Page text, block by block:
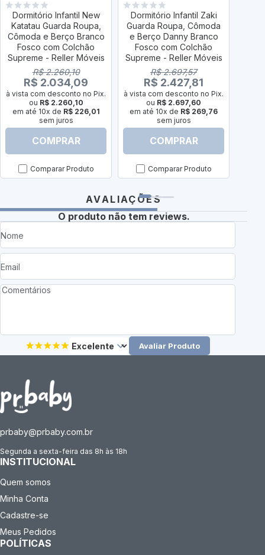
Dormitório Infantil New
Katatau Guarda Roupa,
Cômoda e Berço Branco
Fosco com Colchão
Supreme - Reller Móveis
R$ 2.260,10
R$ 2.034,09
à vista com desconto no Pix.
ou R$ 2.260,10
em até 10x de R$ 226,01
sem juros
COMPRAR
Comparar Produto
Dormitório Infantil Zaki
Guarda Roupa, Cômoda
e Berço Danny Branco
Fosco com Colchão
Supreme - Reller Móveis
R$ 2.697,57
R$ 2.427,81
à vista com desconto no Pix.
ou R$ 2.697,60
em até 10x de R$ 269,76
sem juros
COMPRAR
Comparar Produto
AVALIAÇÕES
O produto não tem reviews.
Avaliar Produto
prbaby@prbaby.com.br
Segunda a sexta-feira das 8h às 18h
INSTITUCIONAL
Quem somos
Minha Conta
Cadastre-se
Meus Pedidos
POLÍTICAS